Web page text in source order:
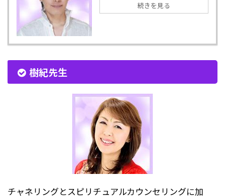
続きを見る
樹紀先生
チャネリングとスピリチュアルカウンセリングに加